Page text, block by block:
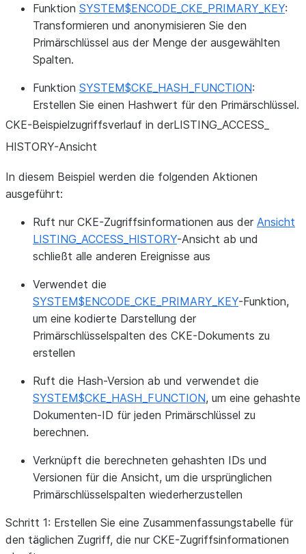
Funktion SYSTEM$ENCODE_CKE_PRIMARY_KEY:
Transformieren und anonymisieren Sie den
Primärschlüssel aus der Menge der ausgewählten
Spalten.
Funktion SYSTEM$CKE_HASH_FUNCTION:
Erstellen Sie einen Hashwert für den Primärschlüssel.
CKE-Beispielzugriffsverlauf in derLISTING_ ACCESS_
HISTORY-Ansicht
In diesem Beispiel werden die folgenden Aktionen
ausgeführt:
Ruft nur CKE-Zugriffsinformationen aus der Ansicht
LISTING_ACCESS_HISTORY-Ansicht ab und
schließt alle anderen Ereignisse aus
Verwendet die
SYSTEM$ENCODE_CKE_PRIMARY_KEY-Funktion,
um eine kodierte Darstellung der
Primärschlüsselspalten des CKE-Dokuments zu
erstellen
Ruft die Hash-Version ab und verwendet die
SYSTEM$CKE_HASH_FUNCTION, um eine gehashte
Dokumenten-ID für jeden Primärschlüssel zu
berechnen.
Verknüpft die berechneten gehashten IDs und
Versionen für die Ansicht, um die ursprünglichen
Primärschlüsselspalten wiederherzustellen
Schritt 1: Erstellen Sie eine Zusammenfassungstabelle für
den täglichen Zugriff, die nur CKE-Zugriffsinformationen